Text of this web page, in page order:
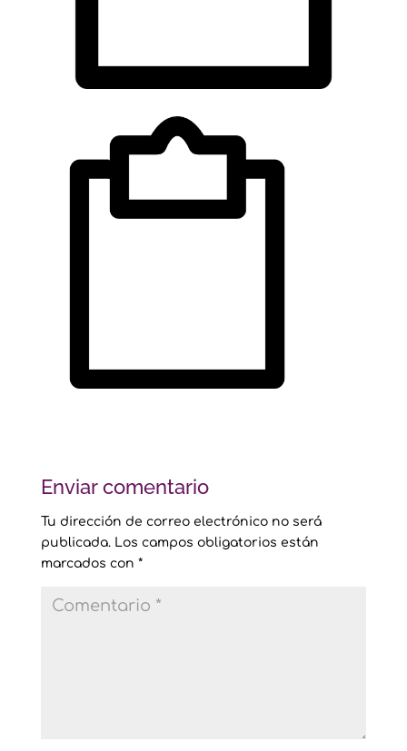
Enviar comentario
Tu dirección de correo electrónico no será
publicada. Los campos obligatorios están
marcados con *